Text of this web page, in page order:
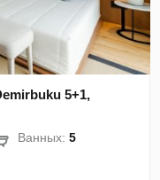
5+1,
Ванных:5